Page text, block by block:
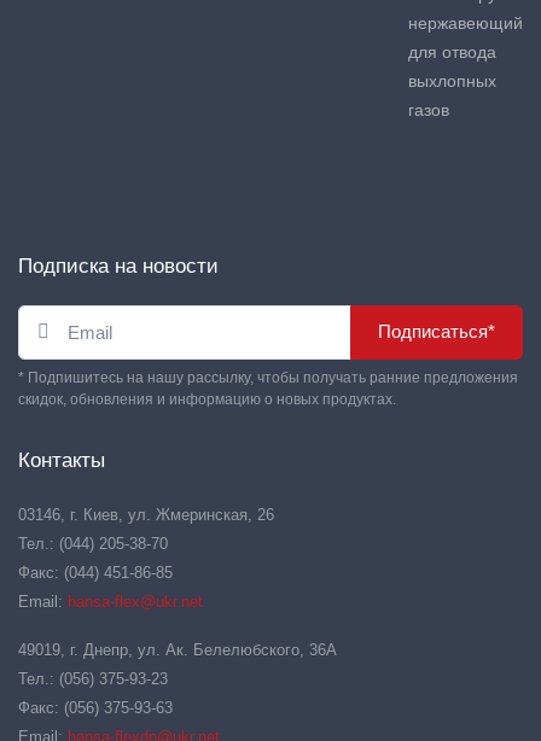
нержавеющий
для отвода
выхлопных
газов
Подписка на новости
Подписаться*
* Подпишитесь на нашу рассылку, чтобы получать ранние предложения
скидок, обновления и информацию о новых продуктах.
Контакты
03146, г. Киев, ул. Жмеринская, 26
Тел.: (044) 205-38-70
Факс: (044) 451-86-85
Email: hansa-flex@ukr.net
49019, г. Днепр, ул. Ак. Белелюбского, 36А
Тел.: (056) 375-93-23
Факс: (056) 375-93-63
Email: hansa-flexdn@ukr.net